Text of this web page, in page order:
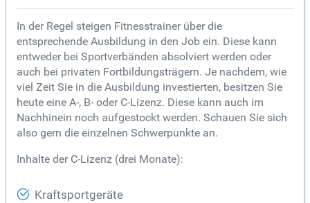
In der Regel steigen Fitnesstrainer über die
entsprechende Ausbildung in den Job ein. Diese kann
entweder bei Sportverbänden absolviert werden oder
auch bei privaten Fortbildungsträgern. Je nachdem, wie
viel Zeit Sie in die Ausbildung investierten, besitzen Sie
heute eine A-, B- oder C-Lizenz. Diese kann auch im
Nachhinein noch aufgestockt werden. Schauen Sie sich
also gern die einzelnen Schwerpunkte an.
Inhalte der C-Lizenz (drei Monate):
Kraftsportgeräte